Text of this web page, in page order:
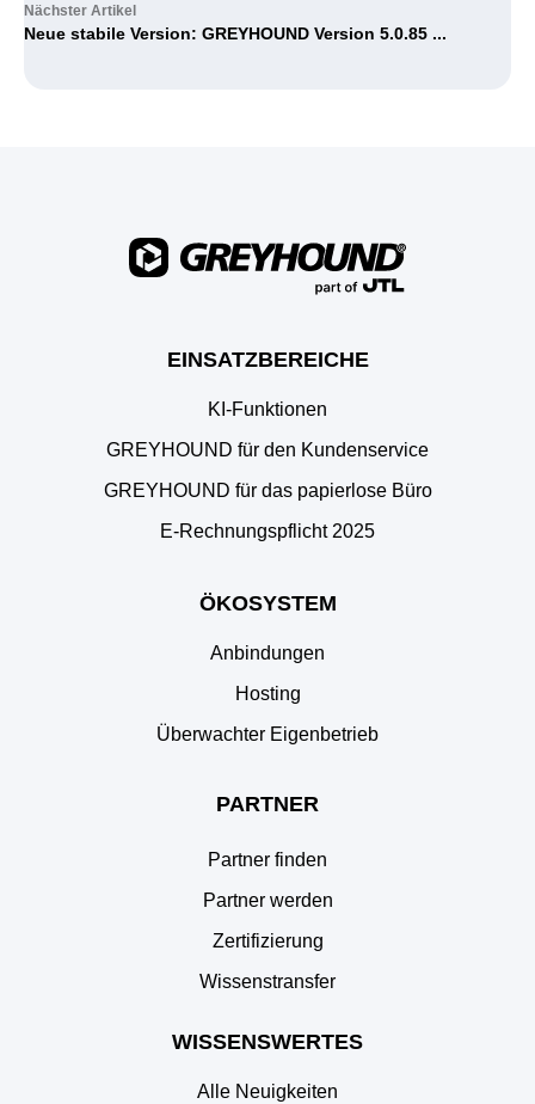
Nächster Artikel
Neue stabile Version: GREYHOUND Version 5.0.85 ...
EINSATZBEREICHE
KI-Funktionen
GREYHOUND für den Kundenservice
GREYHOUND für das papierlose Büro
E‑Rechnungspflicht 2025
ÖKOSYSTEM
Anbindungen
Hosting
Überwachter Eigenbetrieb
PARTNER
Partner finden
Partner werden
Zertifizierung
Wissenstransfer
WISSENSWERTES
Alle Neuigkeiten